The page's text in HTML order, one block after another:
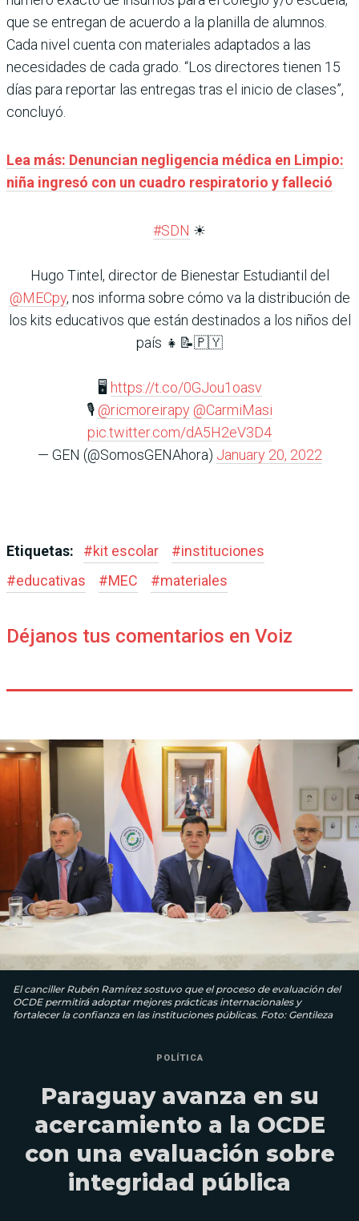
que se entregan de acuerdo a la planilla de alumnos.
Cada nivel cuenta con materiales adaptados a las
necesidades de cada grado. “Los directores tienen 15
días para reportar las entregas tras el inicio de clases”,
concluyó.
Lea más: Denuncian negligencia médica en Limpio:
niña ingresó con un cuadro respiratorio y falleció
#SDN ☀
Hugo Tintel, director de Bienestar Estudiantil del
@MECpy, nos informa sobre cómo va la distribución de
los kits educativos que están destinados a los niños del
país 👧📝🇵🇾
🖥️ https://t.co/0GJou1oasv
🎙 @ricmoreirapy @CarmiMasi
pic.twitter.com/dA5H2eV3D4
— GEN (@SomosGENAhora) January 20, 2022
Etiquetas: #kit escolar #instituciones
#educativas #MEC #materiales
Déjanos tus comentarios en Voiz
El canciller Rubén Ramírez sostuvo que el proceso de evaluación del
OCDE permitirá adoptar mejores prácticas internacionales y
fortalecer la confianza en las instituciones públicas. Foto: Gentileza
POLÍTICA
Paraguay avanza en su
acercamiento a la OCDE
con una evaluación sobre
integridad pública